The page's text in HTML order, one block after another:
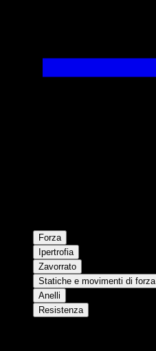
Forza
Ipertrofia
Zavorrato
Statiche e movimenti di forza
Anelli
Resistenza